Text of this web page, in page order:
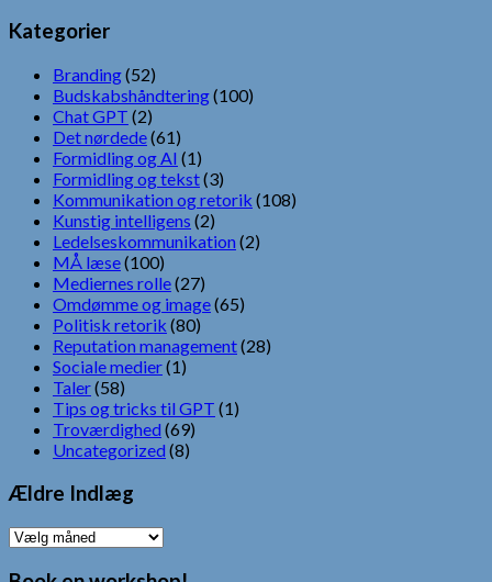
Kategorier
Branding(52)
Budskabshåndtering(100)
Chat GPT (2)
Det nørdede(61)
Formidling og AI (1)
Formidling og tekst(3)
Kommunikation og retorik (108)
Kunstig intelligens (2)
Ledelseskommunikation (2)
MÅ læse(100)
Mediernes rolle(27)
Omdømme og image(65)
Politisk retorik (80)
Reputation management(28)
Sociale medier(1)
Taler(58)
Tips og tricks til GPT (1)
Troværdighed (69)
Uncategorized (8)
Ældre Indlæg
Ældre